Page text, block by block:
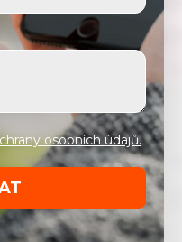
osobních údajů.